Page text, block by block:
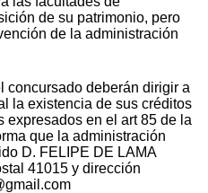
de su patrimonio, pero
de la administración
concursado deberán dirigir a
la existencia de sus créditos
expresados en el art 85 de la
que la administración
D. FELIPE DE LAMA
41015 y dirección